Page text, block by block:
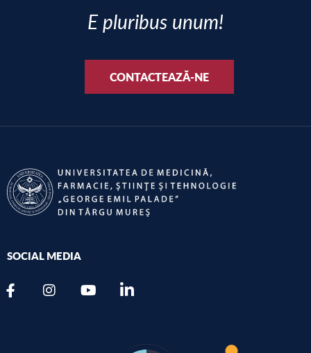
E pluribus unum!
CONTACTEAZĂ-NE
SOCIAL MEDIA